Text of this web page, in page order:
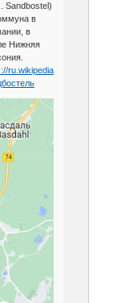
Sandbostel)
в
в
Нижняя
ru.wikipedia.org/wiki/